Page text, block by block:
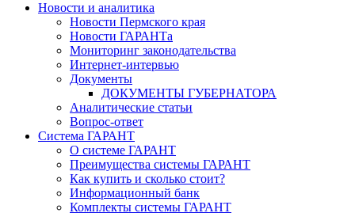
Новости и аналитика
Новости Пермского края
Новости ГАРАНТа
Мониторинг законодательства
Интернет-интервью
Документы
ДОКУМЕНТЫ ГУБЕРНАТОРА
Аналитические статьи
Вопрос-ответ
Система ГАРАНТ
О системе ГАРАНТ
Преимущества системы ГАРАНТ
Как купить и сколько стоит?
Информационный банк
Комплекты системы ГАРАНТ